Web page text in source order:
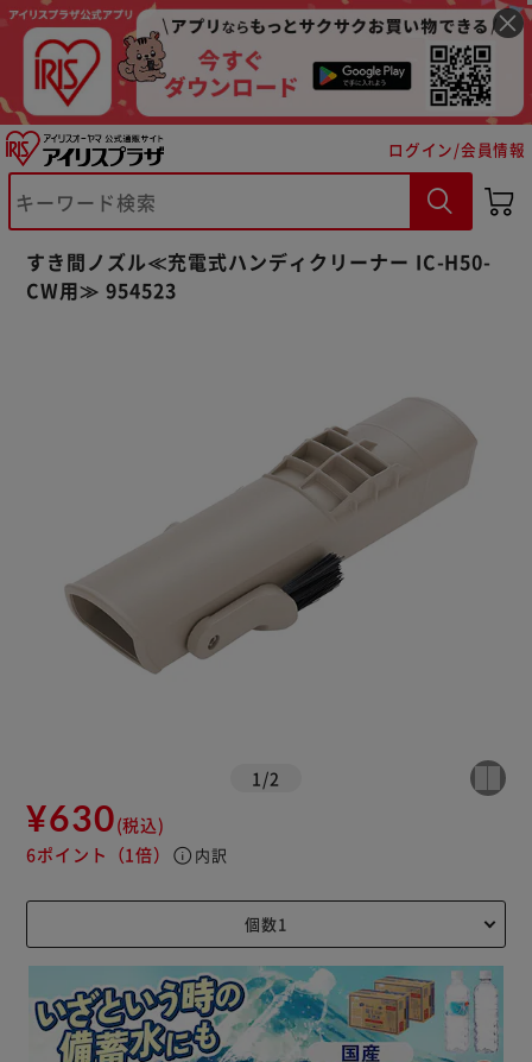
ログイン/会員情報
すき間ノズル≪充電式ハンディクリーナー IC-H50-
CW用≫ 954523
1 /2
¥630(税込)
6ポイント （1倍） info 内訳
※ご確認ください
カートに入れる 購入手続きへ